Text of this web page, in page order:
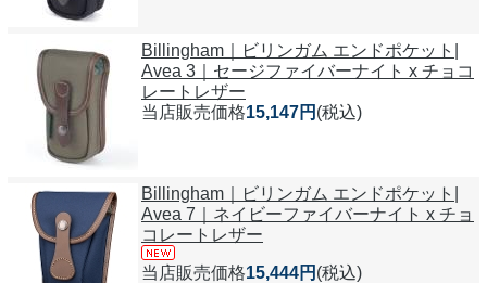
Billingham｜ビリンガム エンドポケット|
Avea 3｜セージファイバーナイト x チョコ
レートレザー
当店販売価格15,147円 (税込)
Billingham｜ビリンガム エンドポケット|
Avea 7｜ネイビーファイバーナイト x チョ
コレートレザー
当店販売価格15,444円 (税込)